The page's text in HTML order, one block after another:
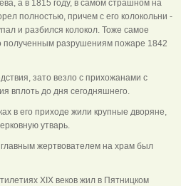
а в 1815 году, в самом страшном на
полностью, причем с его колокольни -
и разбился колокол. Тоже самое
полученным разрушениям пожаре 1842
зато везло с прихожанами с
вплоть до дня сегодняшнего.
в его приходе жили крупные дворяне,
утварь.
главным жертвователем на храм был
XIX веков жил в Пятницком